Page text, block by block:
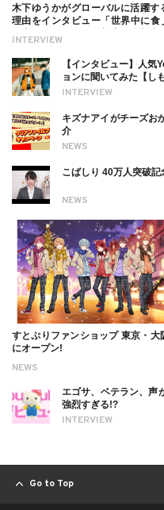
INTERVIEW
木下ゆうかがグローバルに活躍す
理由をインタビュー「世界中に食べ
ついても
INTERVIEW
【インタビュー】人
ョンに聞いてみた【し
NEWS
キズナアイがチーズお
介
NEWS
こばしり 40万人突破
NEWS
すとぷりファンショップ 東京・大
にオープン!
INTERVIEW
エゴサ、ベテラン、
強烈すぎる!?
Go to Top